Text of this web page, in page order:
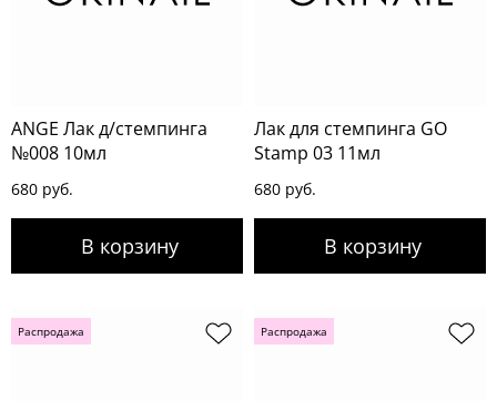
ANGE Лак д/стемпинга
№008 10мл
680 руб.
Лак для стемпинга GO
Stamp 03 11мл
680 руб.
Распродажа Распродажа